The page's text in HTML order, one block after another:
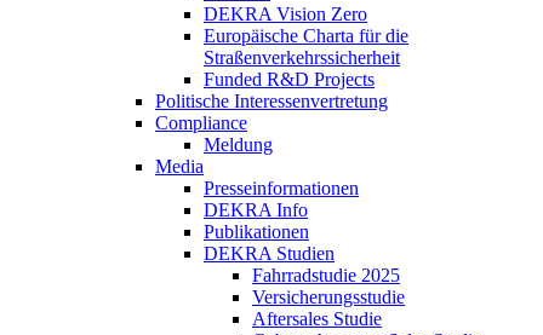
DEKRA Vision Zero
Europäische Charta für die
Straßenverkehrssicherheit
Funded R&D Projects
Politische Interessenvertretung
Compliance
Meldung
Media
Presseinformationen
DEKRA Info
Publikationen
DEKRA Studien
Fahrradstudie 2025
Versicherungsstudie
Aftersales Studie